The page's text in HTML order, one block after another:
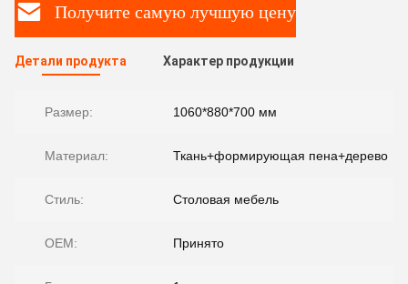
Получите самую лучшую цену
Детали продукта Характер продукции
Размер: 1060*880*700 мм
Материал: Ткань+формирующая пена+дерево
Стиль: Столовая мебель
OEM: Принято